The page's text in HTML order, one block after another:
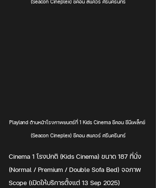
(Seacon Cineplex) ซีคอน สแควร์ ศรีนครินทร์
Playland ด้านหน้าโรงภาพยนตร์ที่ 1 Kids Cinema ซีคอน ซีนีเพล็กซ์
(Seacon Cineplex) ซีคอน สแควร์ ศรีนครินทร์
Cinema 1 โรงปกติ (Kids Cinema) ขนาด 187 ที่นั่ง
(Normal / Premium / Double Sofa Bed) จอภาพ
Scope (เปิดให้บริการตั้งแต่ 13 Sep 2025)